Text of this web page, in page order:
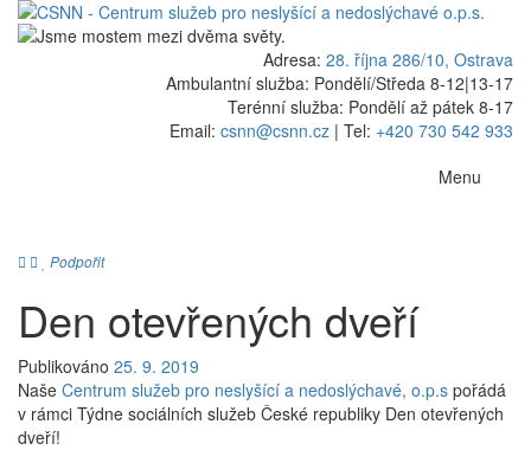
Adresa: 28. října 286/10, Ostrava
Ambulantní služba: Pondělí/Středa 8-12|13-17
Terénní služba: Pondělí až pátek 8-17
Email: csnn@csnn.cz | Tel: +420 730 542 933
Menu
Podpořit
Den otevřených dveří
Publikováno 25. 9. 2019
Naše Centrum služeb pro neslyšící a nedoslýchavé, o.p.s pořádá
v rámci Týdne sociálních služeb České republiky Den otevřených
dveří!